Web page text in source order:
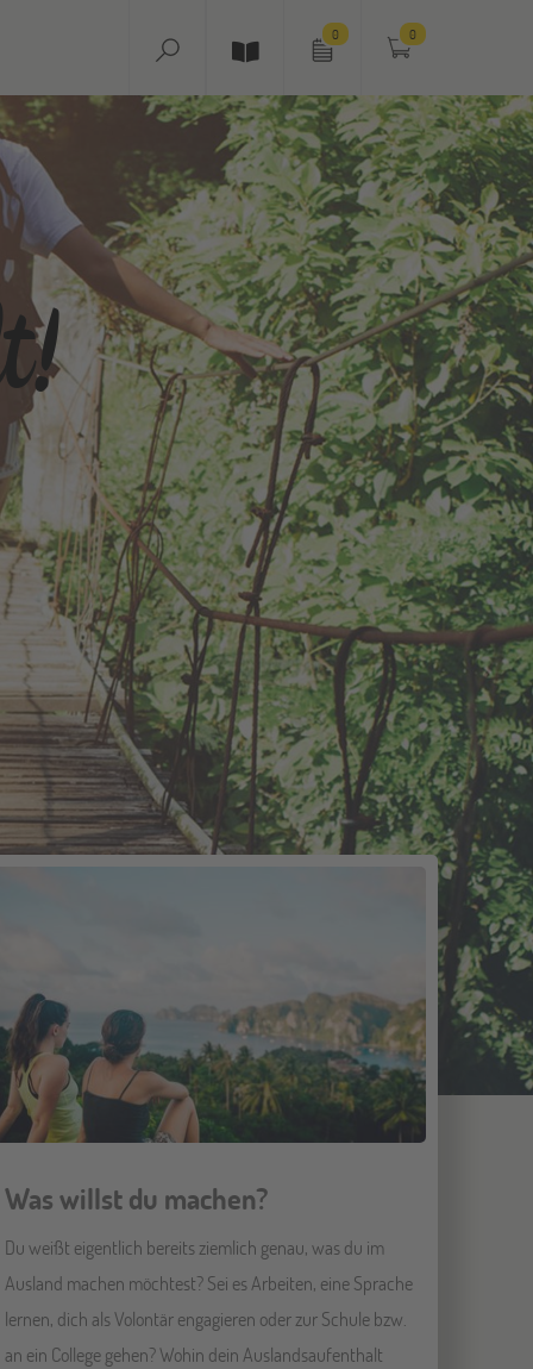
0 0
Was willst du machen?
Du weißt eigentlich bereits ziemlich genau, was du im
Ausland machen möchtest? Sei es Arbeiten, eine Sprache
lernen, dich als Volontär engagieren oder zur Schule bzw.
an ein College gehen? Wohin dein Auslandsaufenthalt